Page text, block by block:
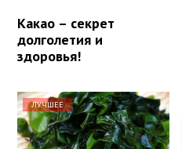
Какао – секрет
долголетия и
здоровья!
ЛУЧШЕЕ